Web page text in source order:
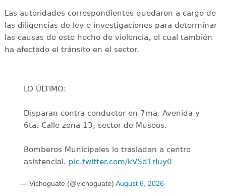
Las autoridades correspondientes quedaron a cargo de
las diligencias de ley e investigaciones para determinar
las causas de este hecho de violencia, el cual también
ha afectado el tránsito en el sector.
LO ÚLTIMO:
Disparan contra conductor en 7ma. Avenida y
6ta. Calle zona 13, sector de Museos.
Bomberos Municipales lo trasladan a centro
asistencial. pic.twitter.com/kVSd1rIuy0
— Vichoguate (@vichoguate) August 6, 2026